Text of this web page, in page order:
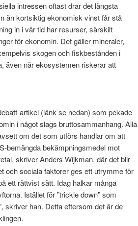
intressen oftast drar det längsta
än kortsiktig ekonomisk vinst får stå
in i vår tid har resurser, särskilt
för ekonomin. Det gäller mineraler,
skogen och fiskbestånden i
även när ekosystemen riskerar att
artikel (länk se nedan) som pekade
i något slags bruttosammanhang. Alla
om det som utförs handlar om att
bemängda bekämpningsmedel mot
skriver Anders Wijkman, där det blir
och sociala faktorer ges ett utrymme för
ett rättvist sätt. Idag halkar många
Istället för ”trickle down” som
skriver han. Detta eftersom det är de